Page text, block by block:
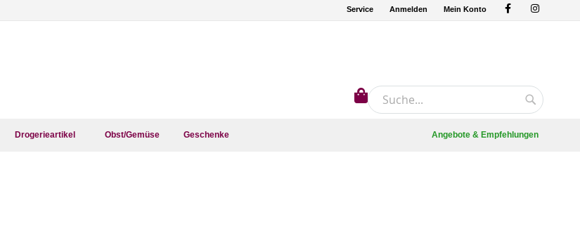
Service Anmelden Mein Konto
Suche
Mein Warenkorb
Drogerieartikel Obst/Gemüse Geschenke Angebote & Empfehlungen